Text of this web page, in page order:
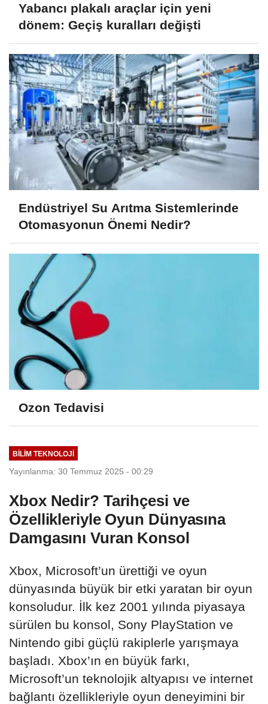
Yabancı plakalı araçlar için yeni
dönem: Geçiş kuralları değişti
Endüstriyel Su Arıtma Sistemlerinde
Otomasyonun Önemi Nedir?
Ozon Tedavisi
BILIM TEKNOLOJI
Yayınlanma: 30 Temmuz 2025 - 00:29
Xbox Nedir? Tarihçesi ve
Özellikleriyle Oyun Dünyasına
Damgasını Vuran Konsol
Xbox, Microsoft’un ürettiği ve oyun
dünyasında büyük bir etki yaratan bir oyun
konsoludur. İlk kez 2001 yılında piyasaya
sürülen bu konsol, Sony PlayStation ve
Nintendo gibi güçlü rakiplerle yarışmaya
başladı. Xbox’ın en büyük farkı,
Microsoft’un teknolojik altyapısı ve internet
bağlantı özellikleriyle oyun deneyimini bir